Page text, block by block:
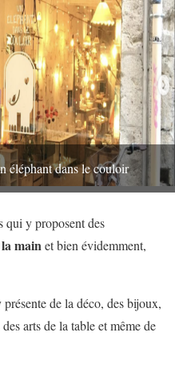
éléphant dans le couloir
qui y proposent des
mainet bien évidemment,
de la déco, des bijoux,
arts de la table et même de